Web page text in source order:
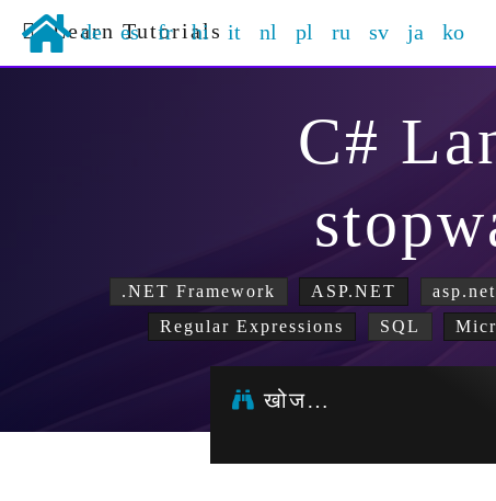
Learn Tutorials
de es fr hi it nl pl ru sv ja ko
C#
.NET Framework ASP.NET
Regular Expressions
SQL
खोज…